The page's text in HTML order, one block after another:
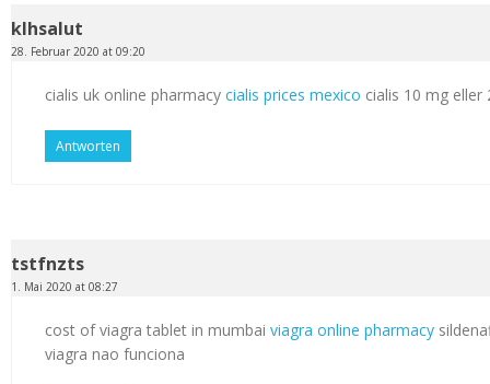
klhsalut
28. Februar 2020 at 09:20
cialis uk online pharmacy cialis prices mexico cialis 10 mg
Antworten
tstfnzts
1. Mai 2020 at 08:27
cost of viagra tablet in mumbai viagra online pharmacy
viagra nao funciona